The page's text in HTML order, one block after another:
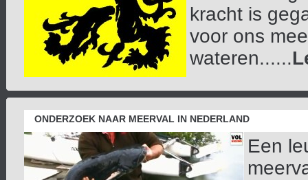
kracht is
voor ons
wateren......
ONDERZOEK NAAR MEERVAL IN NEDERLAND
Een